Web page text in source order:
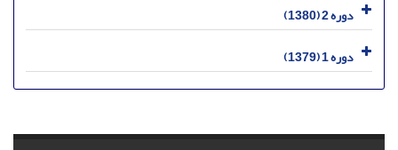
دوره 2 (1380)
دوره 1 (1379)